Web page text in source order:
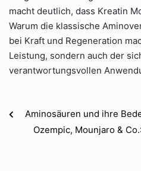
macht deutlich, dass Kreatin
Warum die klassische
bei Kraft und Regeneration
Leistung, sondern auch der
verantwortungsvollen
Aminosäuren und ihre
Ozempic, Mounjaro &